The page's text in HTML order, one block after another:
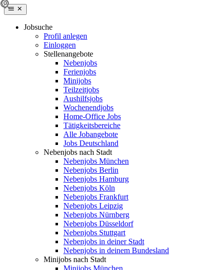
Jobsuche
Profil anlegen
Einloggen
Stellenangebote
Nebenjobs
Ferienjobs
Minijobs
Teilzeitjobs
Aushilfsjobs
Wochenendjobs
Home-Office Jobs
Tätigkeitsbereiche
Alle Jobangebote
Jobs Deutschland
Nebenjobs nach Stadt
Nebenjobs München
Nebenjobs Berlin
Nebenjobs Hamburg
Nebenjobs Köln
Nebenjobs Frankfurt
Nebenjobs Leipzig
Nebenjobs Nürnberg
Nebenjobs Düsseldorf
Nebenjobs Stuttgart
Nebenjobs in deiner Stadt
Nebenjobs in deinem Bundesland
Minijobs nach Stadt
Minijobs München